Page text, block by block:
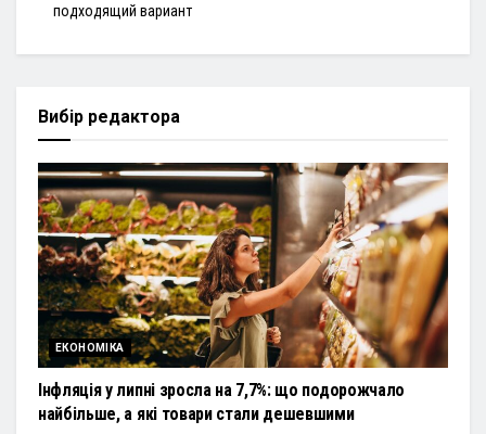
подходящий вариант
Вибір редактора
ЕКОНОМІКА
Інфляція у липні зросла на 7,7%: що подорожчало
найбільше, а які товари стали дешевшими